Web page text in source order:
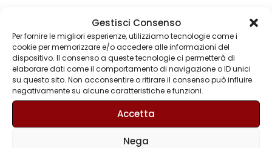
Gestisci Consenso
Per fornire le migliori esperienze, utilizziamo tecnologie come i
cookie per memorizzare e/o accedere alle informazioni del
dispositivo. Il consenso a queste tecnologie ci permetterà di
elaborare dati come il comportamento di navigazione o ID unici
su questo sito. Non acconsentire o ritirare il consenso può influire
negativamente su alcune caratteristiche e funzioni.
Accetta
Nega
Grazie all’esperienza maturata in anni di
attività nel settore,Gli Svuota Tuttosono in
grado di soddisfare qualsiasi esigenza il
cliente possa avere in questo campo.
Siete alla ricerca di un’azienda specializzata
Ritiro mobili Cernusco sul Naviglio
sapete a chi rivolgervi?